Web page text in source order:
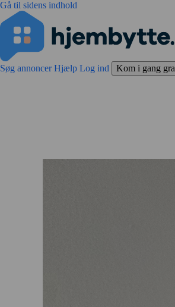
Gå til sidens indhold
Søg annoncerHjælp Log ind Kom i gang